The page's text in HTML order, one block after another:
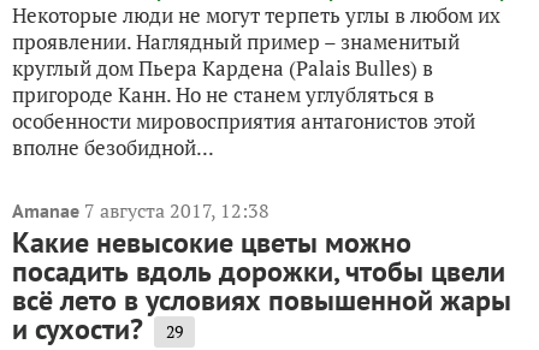
Некоторые люди не могут терпеть углы в любом их
проявлении. Наглядный пример – знаменитый
круглый дом Пьера Кардена (Palais Bulles) в
пригороде Канн. Но не станем углубляться в
особенности мировосприятия антагонистов этой
вполне безобидной...
Amanae 7 августа 2017, 12:38
Какие невысокие цветы можно
посадить вдоль дорожки, чтобы цвели
всё лето в условиях повышенной жары
и сухости? 29